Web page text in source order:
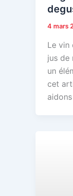
4 mars
Le vin
jus de
un
cet
aidons